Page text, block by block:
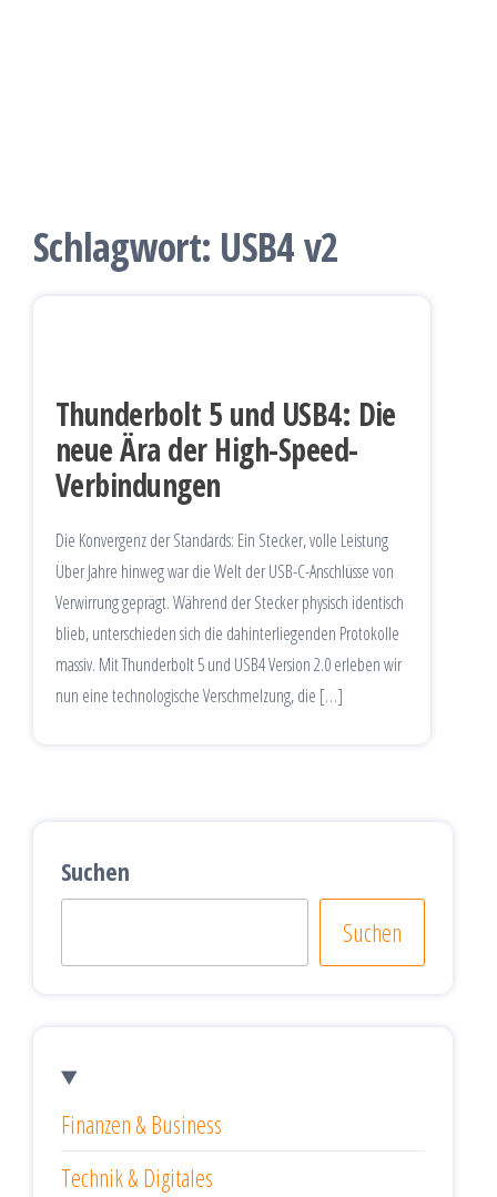
Schlagwort: USB4 v2
Thunderbolt 5 und USB4: Die
neue Ära der High-Speed-
Verbindungen
Die Konvergenz der Standards: Ein Stecker, volle Leistung
Über Jahre hinweg war die Welt der USB-C-Anschlüsse von
Verwirrung geprägt. Während der Stecker physisch identisch
blieb, unterschieden sich die dahinterliegenden Protokolle
massiv. Mit Thunderbolt 5 und USB4 Version 2.0 erleben wir
nun eine technologische Verschmelzung, die […]
Suchen
Suchen
Finanzen & Business
Technik & Digitales